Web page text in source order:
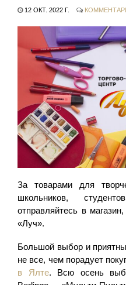
12 ОКТ. 2022 Г.
За товарами для
школьников,
отправляйтесь в
«Луч».
Большой выбор и
не все, чем порадует
в Ялте. Всю осень